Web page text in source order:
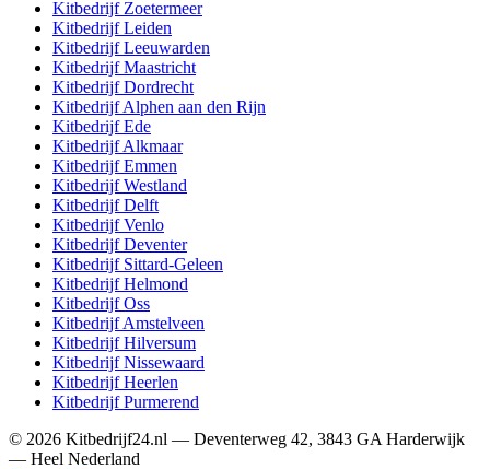
Kitbedrijf Zoetermeer
KitbedrijfLeiden
KitbedrijfLeeuwarden
KitbedrijfMaastricht
KitbedrijfDordrecht
KitbedrijfAlphen aan den Rijn
KitbedrijfEde
KitbedrijfAlkmaar
KitbedrijfEmmen
KitbedrijfWestland
KitbedrijfDelft
KitbedrijfVenlo
KitbedrijfDeventer
Kitbedrijf Sittard-Geleen
KitbedrijfHelmond
KitbedrijfOss
KitbedrijfAmstelveen
KitbedrijfHilversum
KitbedrijfNissewaard
KitbedrijfHeerlen
KitbedrijfPurmerend
© 2026 Kitbedrijf24.nl — Deventerweg 42, 3843 GA Harderwijk
— Heel Nederland